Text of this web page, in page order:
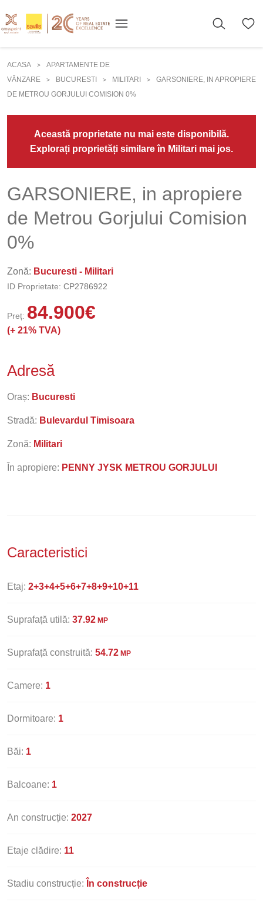
ACASA >
APARTAMENTE DE
VÂNZARE
> BUCURESTI > MILITARI >
GARSONIERE, IN APROPIERE
DE METROU GORJULUI COMISION 0%
Această proprietate nu mai este disponibilă.
Explorați proprietăți similare în Militari mai jos.
GARSONIERE, in apropiere
de Metrou Gorjului Comision
0%
Zonă: Bucuresti - Militari
ID Proprietate: CP2786922
Preț: 84.900€
(+ 21% TVA)
Adresă
Oraș: Bucuresti
Stradă: Bulevardul Timisoara
Zonă: Militari
În apropiere: PENNY JYSK METROU GORJULUI
Caracteristici
Etaj: 2+3+4+5+6+7+8+9+10+11
Suprafață utilă: 37.92 MP
Suprafață construită: 54.72 MP
Camere: 1
Dormitoare: 1
Băi: 1
Balcoane: 1
An construcție: 2027
Etaje clădire: 11
Stadiu construcție: În construcție